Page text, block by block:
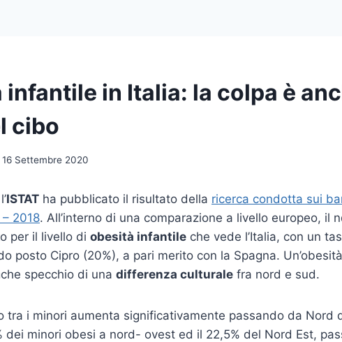
infantile in Italia: la colpa è
cibo
16 Settembre 2020
ISTAT ha pubblicato il risultato della ricerca condotta sui
2018. All’interno di una comparazione a livello europeo, il
per il livello di obesità infantile che vede l’Italia, con un
posto Cipro (20%), a pari merito con la Spagna.
specchio di una differenza culturale fra nord e sud.
tra i minori aumenta significativamente passando da Nord
dei minori obesi a nord- ovest ed il 22,5% del Nord Est,